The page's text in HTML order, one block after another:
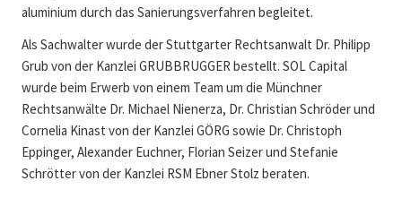
aluminium durch das Sanierungsverfahren begleitet.
Als Sachwalter wurde der Stuttgarter Rechtsanwalt Dr. Philipp
Grub von der Kanzlei GRUBBRUGGER bestellt. SOL Capital
wurde beim Erwerb von einem Team um die Münchner
Rechtsanwälte Dr. Michael Nienerza, Dr. Christian Schröder und
Cornelia Kinast von der Kanzlei GÖRG sowie Dr. Christoph
Eppinger, Alexander Euchner, Florian Seizer und Stefanie
Schrötter von der Kanzlei RSM Ebner Stolz beraten.